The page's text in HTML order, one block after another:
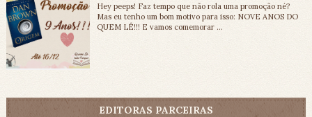
Hey peeps! Faz tempo que não rola uma promoção né?
Mas eu tenho um bom motivo para isso: NOVE ANOS DO
QUEM LÊ!!! E vamos comemorar ...
EDITORAS PARCEIRAS